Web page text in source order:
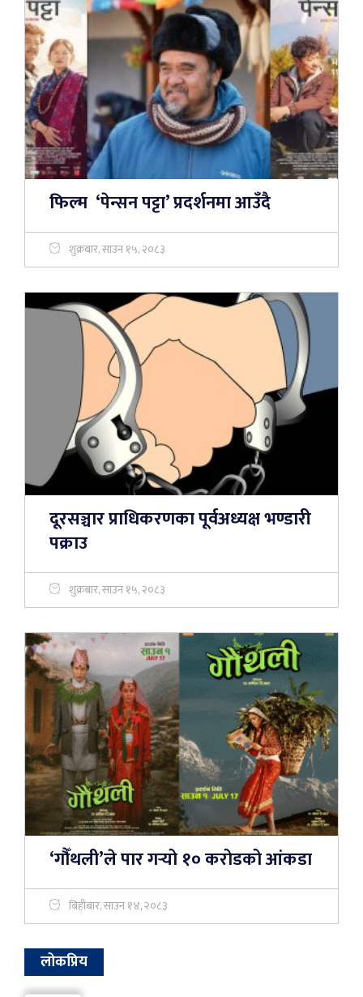
फिल्म ‘पेन्सन पट्टा’ प्रदर्शनमा आउँदै
शुक्रबार, साउन १५, २०८३
दूरसञ्चार प्राधिकरणका पूर्वअध्यक्ष भण्डारी
पक्राउ
शुक्रबार, साउन १५, २०८३
‘गौँथली’ले पार गर्‍यो १० करोडको आंकडा
बिहीबार, साउन १४, २०८३
लोकप्रिय